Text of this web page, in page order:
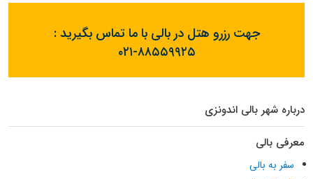
جهت رزرو هتل در بالی با ما تماس بگیرید :
۰۲۱-۸۸۵۵۹۹۲۵
درباره شهر بالی اندونزی
معرفی بالی
سفر به بالی